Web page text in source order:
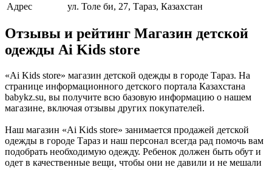
Адрес
ул. Толе би, 27, Тараз, Казахстан
Отзывы и рейтинг Магазин детской
одежды Ai Kids store
«Ai Kids store» магазин детской одежды в городе Тараз. На
странице информационного детского портала Казахстана
babykz.su, вы получите всю базовую информацию о нашем
магазине, включая отзывы других покупателей.
Наш магазин «Ai Kids store» занимается продажей детской
одежды в городе Тараз и наш персонал всегда рад помочь вам
подобрать необходимую одежду. Ребенок должен быть обут и
одет в качественные вещи, чтобы они не давили и не мешали